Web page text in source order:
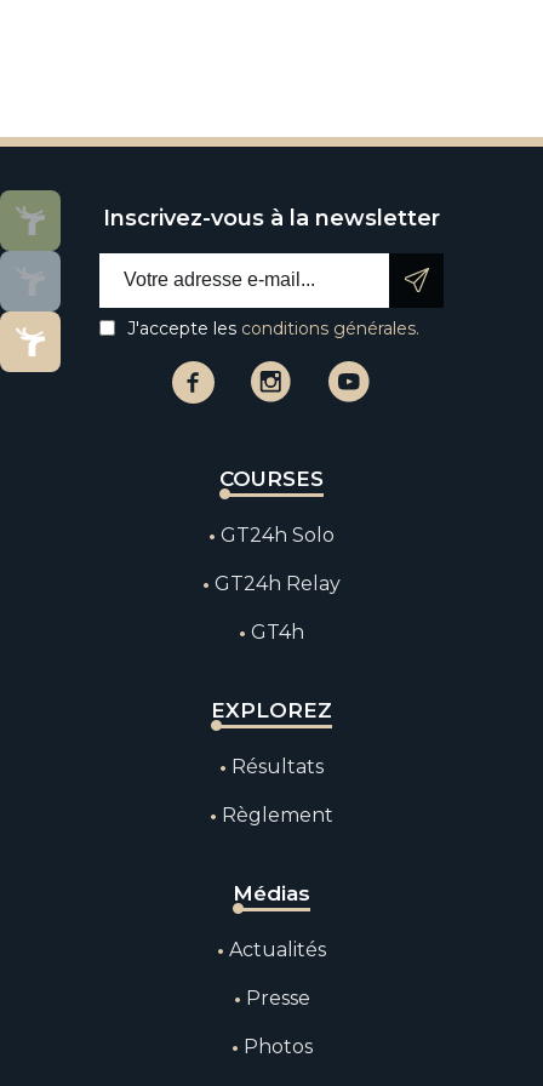
Inscrivez-vous à la newsletter
J'accepte les conditions générales.
FacebookInstagramInstagram
COURSES
GT24h Solo
GT24h Relay
GT4h
EXPLOREZ
Résultats
Règlement
Médias
Actualités
Presse
Photos